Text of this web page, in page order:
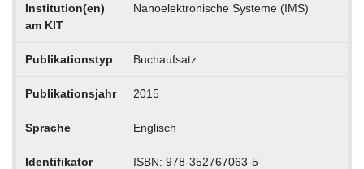
Institution(en)
am KIT
Nanoelektronische Systeme (IMS)
Publikationstyp Buchaufsatz
Publikationsjahr 2015
Sprache Englisch
Identifikator
ISBN: 978-352767063-5